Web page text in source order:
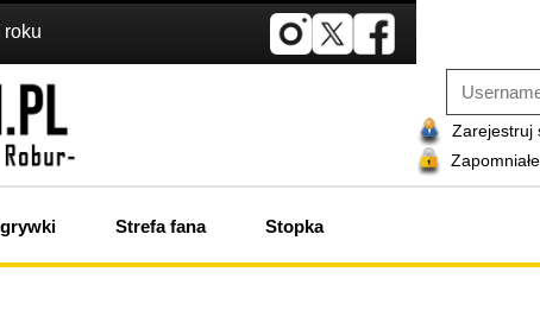
roku
Zarejestruj
Strefa fana Stopka